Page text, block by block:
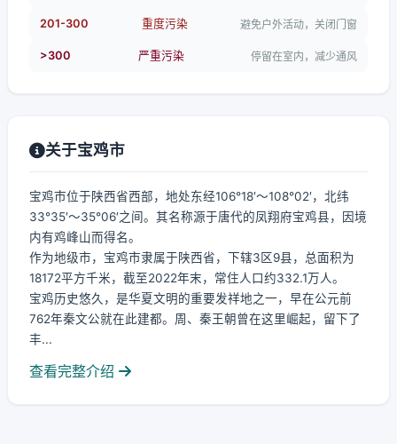
201-300 重度污染 避免户外活动，关闭门窗
>300 严重污染 停留在室内，减少通风
关于宝鸡市
宝鸡市位于陕西省西部，地处东经106°18′～108°02′，北纬
33°35′～35°06′之间。其名称源于唐代的凤翔府宝鸡县，因境
内有鸡峰山而得名。
作为地级市，宝鸡市隶属于陕西省，下辖3区9县，总面积为
18172平方千米，截至2022年末，常住人口约332.1万人。
宝鸡历史悠久，是华夏文明的重要发祥地之一，早在公元前
762年秦文公就在此建都。周、秦王朝曾在这里崛起，留下了
丰...
查看完整介绍